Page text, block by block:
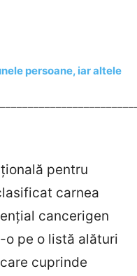
persoane, iar altele
pentru
carnea
cancerigen
o pe o listă alături
cuprinde